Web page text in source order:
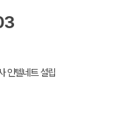
인텔네트 설립
-사업자등록증
을 요구할 수
하여야 하며,
유 장비의 IDC
이용에 제한을